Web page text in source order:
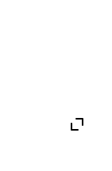
телефону и